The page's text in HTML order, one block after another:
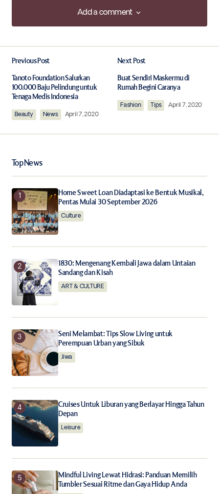
Add a comment
Add a comment
Required fields are marked*
Your Name
Your E-mail*
Save my name, email, and website in this browser for
the next time I comment.
Notify me of follow-up comments by email.
Notify me of new posts by email.
Submit Comment
Previous Post
Tanoto Foundation Salurkan
100.000 Baju Pelindung untuk
Tenaga Medis Indonesia
Beauty News April 7, 2020
Next Post
Buat Sendiri Maskermu di
Rumah Begini Caranya
Fashion Tips April 7, 2020
Top News
Home Sweet Loan Diadaptasi ke Bentuk Musikal,
Pentas Mulai 30 September 2026
Culture
1830: Mengenang Kembali Jawa dalam Untaian
Sandang dan Kisah
ART & CULTURE
Seni Melambat: Tips Slow Living untuk
Perempuan Urban yang Sibuk
Jiwa
Cruises Untuk Liburan yang Berlayar Hingga Tahun
Depan
Leisure
Mindful Living Lewat Hidrasi: Panduan Memilih
Tumbler Sesuai Ritme dan Gaya Hidup Anda